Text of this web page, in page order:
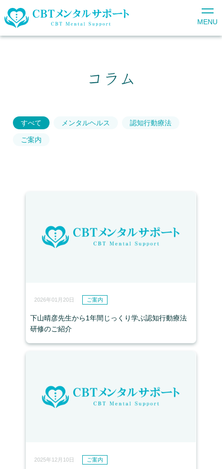
MENU
コラム
すべて メンタルヘルス 認知行動療法
ご案内
2026年01月20日 ご案内
下山晴彦先生から1年間じっくり学ぶ認知行動療法
研修のご紹介
2025年12月10日 ご案内